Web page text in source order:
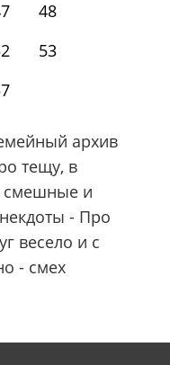
48
53
архив
тещу, в
смешные и
- Про
весело и с
- смех